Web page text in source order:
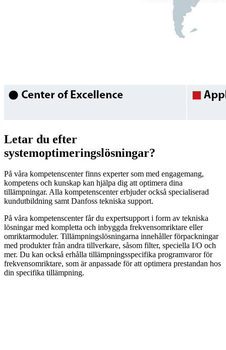
Letar du efter
systemoptimeringslösningar?
På våra kompetenscenter finns experter som med engagemang,
kompetens och kunskap kan hjälpa dig att optimera dina
tillämpningar. Alla kompetenscenter erbjuder också specialiserad
kundutbildning samt Danfoss tekniska support.
På våra kompetenscenter får du expertsupport i form av tekniska
lösningar med kompletta och inbyggda frekvensomriktare eller
omriktarmoduler. Tillämpningslösningarna innehåller förpackningar
med produkter från andra tillverkare, såsom filter, speciella I/O och
mer. Du kan också erhålla tillämpningsspecifika programvaror för
frekvensomriktare, som är anpassade för att optimera prestandan hos
din specifika tillämpning.